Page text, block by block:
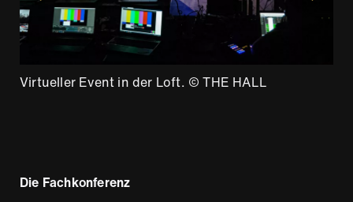
Virtueller Event in der Loft. © THE HALL
Bei den Vorbereitungen werden die
Virtueller Event in der Loft. © THE HALL
Die Fachkonferenz